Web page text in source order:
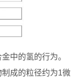
中的氢的行为。
成的粒径约为1微